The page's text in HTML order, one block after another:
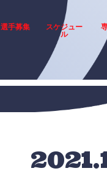
選手募集
スケジュー
ル